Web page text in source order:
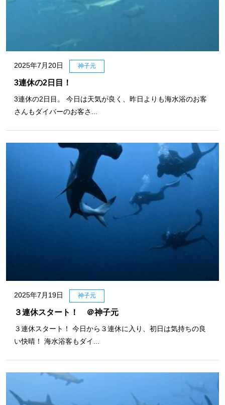
2025年7月20日 神子元
3連休の2日目！
3連休の2日目。 今日は天気が良く、昨日よりも海水浴のお客
さんもダイバーのお客さ...
2025年7月19日 神子元
３連休スタート！ ＠神子元
３連休スタート！ 今日から３連休に入り、初日は気持ちの良
い快晴！ 海水浴客もダイ...